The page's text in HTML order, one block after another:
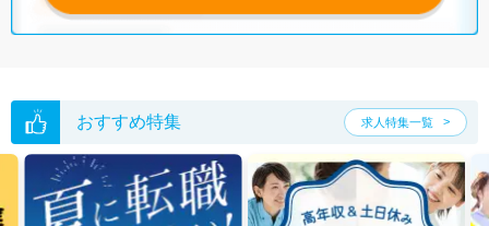
おすすめ特集 求人特集一覧